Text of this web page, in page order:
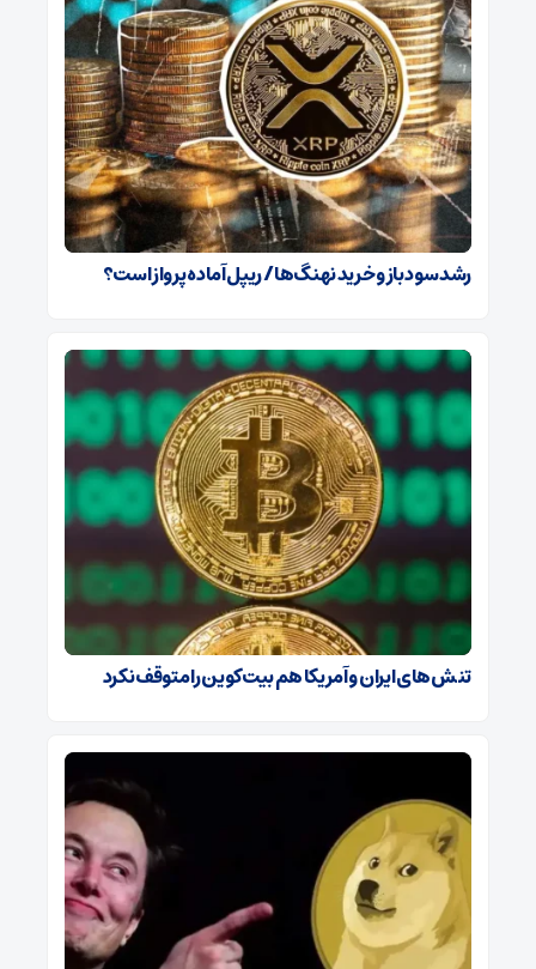
رشد سود باز و خرید نهنگ‌ها / ریپل آماده پرواز است؟
تنش‌های ایران و آمریکا هم بیت‌کوین را متوقف نکرد